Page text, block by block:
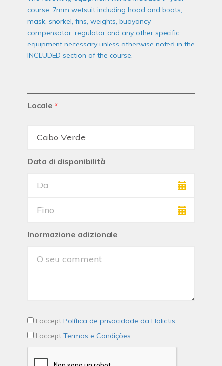
course: 7mm wetsuit including hood and boots,
mask, snorkel, fins, weights, buoyancy
compensator, regulator and any other specific
equipment necessary unless otherwise noted in the
INCLUDED section of the course.
Locale *
Data di disponibilità
Inormazione adizionale
I accept Política de privacidade da Haliotis
I accept Termos e Condições